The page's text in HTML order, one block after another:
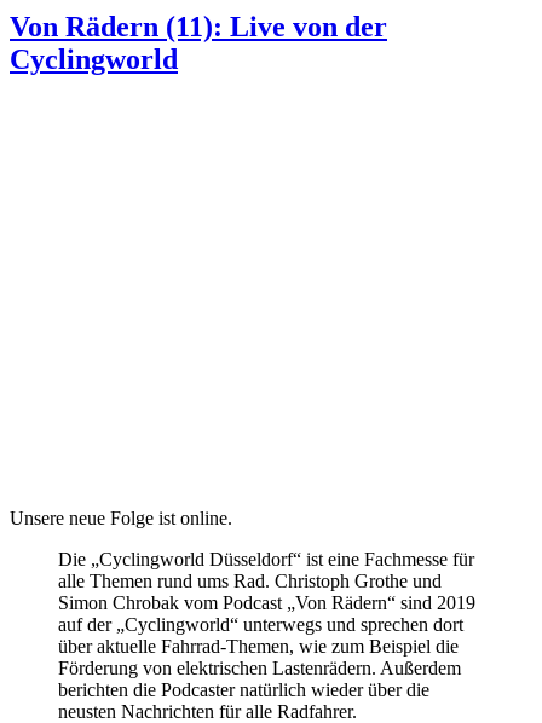
Von Rädern (11): Live von der
Cyclingworld
Unsere neue Folge ist online.
Die „Cyclingworld Düsseldorf“ ist eine Fachmesse für
alle Themen rund ums Rad. Christoph Grothe und
Simon Chrobak vom Podcast „Von Rädern“ sind 2019
auf der „Cyclingworld“ unterwegs und sprechen dort
über aktuelle Fahrrad-Themen, wie zum Beispiel die
Förderung von elektrischen Lastenrädern. Außerdem
berichten die Podcaster natürlich wieder über die
neusten Nachrichten für alle Radfahrer.